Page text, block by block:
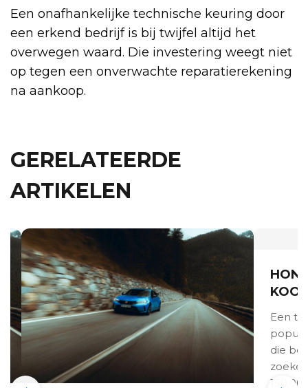
Een onafhankelijke technische keuring door
een erkend bedrijf is bij twijfel altijd het
overwegen waard. Die investering weegt niet
op tegen een onverwachte reparatierekening
na aankoop.
GERELATEERDE
ARTIKELEN